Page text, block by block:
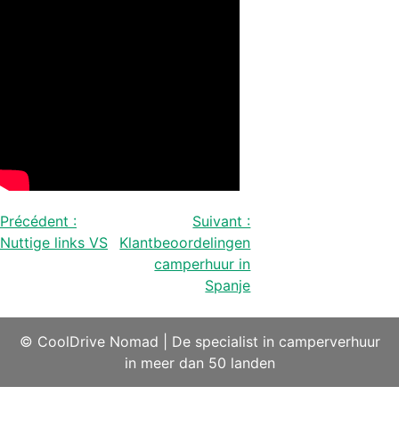
Bericht
navigatie
Précédent :
Nuttige links VS
Suivant :
Klantbeoordelingen
camperhuur in
Spanje
© CoolDrive Nomad
De specialist in camperverhuur
in meer dan 50 landen